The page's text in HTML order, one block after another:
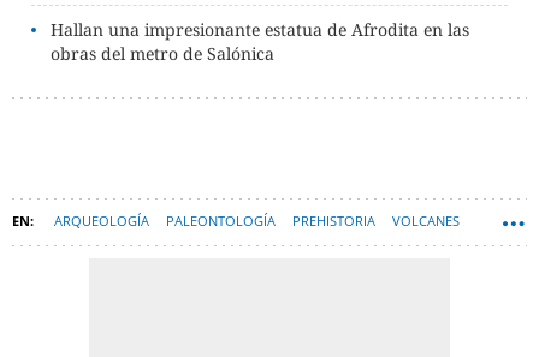
Hallan una impresionante estatua de Afrodita en las
obras del metro de Salónica
ARQUEOLOGÍA PALEONTOLOGÍA PREHISTORIA VOLCANES